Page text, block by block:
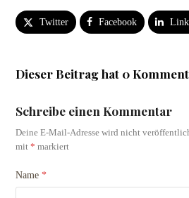
Twitter Facebook
Dieser Beitrag hat 0
Schreibe einen Kommentar
Deine E-Mail-Adresse wird nicht
mit* markiert
Name*